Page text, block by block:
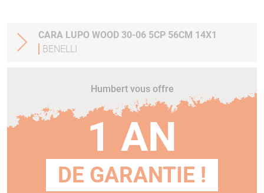
CARA LUPO WOOD 30-06 5CP 56CM 14X1
BENELLI
Humbert vous offre
1 AN
DE GARANTIE !